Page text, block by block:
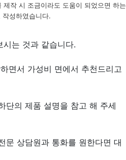
작 시 조금이라도 도움이 되었으면 하는
작성하였습니다.
시는 것과 같습니다.
면서 가성비 면에서 추천드리고
단의 제품 설명을 참고 해 주세
문 상담원과 통화를 원한다면 대